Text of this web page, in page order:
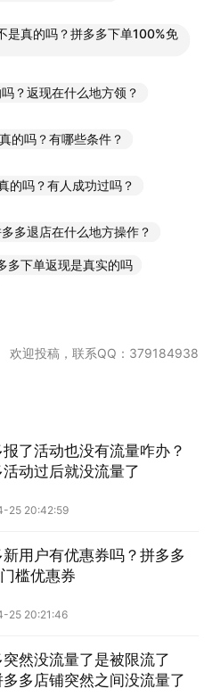
真的吗？拼多多下单100%免
？返现在什么地方领？
的吗？有哪些条件？
的吗？有人成功过吗？
多退店在什么地方操作？
多下单返现是真实的吗
欢迎投稿，联系QQ：379184938
了活动也没有流量咋办？
动过后就没流量了
25 20:42:59
用户有优惠券吗？拼多多
槛优惠券
25 20:21:46
然没流量了是被限流了
多店铺突然之间没流量了